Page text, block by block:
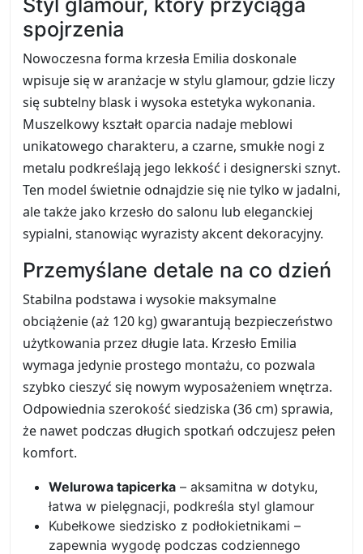
Styl glamour, który przyciąga
spojrzenia
Nowoczesna forma krzesła Emilia doskonale
wpisuje się w aranżacje w stylu glamour, gdzie liczy
się subtelny blask i wysoka estetyka wykonania.
Muszelkowy kształt oparcia nadaje meblowi
unikatowego charakteru, a czarne, smukłe nogi z
metalu podkreślają jego lekkość i designerski sznyt.
Ten model świetnie odnajdzie się nie tylko w jadalni,
ale także jako krzesło do salonu lub eleganckiej
sypialni, stanowiąc wyrazisty akcent dekoracyjny.
Przemyślane detale na co dzień
Stabilna podstawa i wysokie maksymalne
obciążenie (aż 120 kg) gwarantują bezpieczeństwo
użytkowania przez długie lata. Krzesło Emilia
wymaga jedynie prostego montażu, co pozwala
szybko cieszyć się nowym wyposażeniem wnętrza.
Odpowiednia szerokość siedziska (36 cm) sprawia,
że nawet podczas długich spotkań odczujesz pełen
komfort.
Welurowa tapicerka – aksamitna w dotyku,
łatwa w pielęgnacji, podkreśla styl glamour
Kubełkowe siedzisko z podłokietnikami –
zapewnia wygodę podczas codziennego